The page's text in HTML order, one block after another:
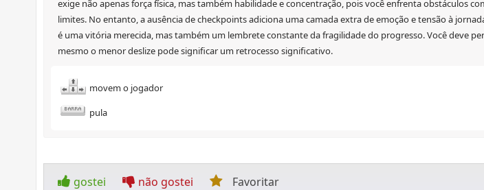
exige não apenas força física, mas também habilidade e concentração, pois você enfrenta obstáculos
limites. No entanto, a ausência de checkpoints adiciona uma camada extra de emoção e tensão à
é uma vitória merecida, mas também um lembrete constante da fragilidade do progresso. Você deve
mesmo o menor deslize pode significar um retrocesso significativo.
movem o jogador
pula
gostei não gostei Favoritar